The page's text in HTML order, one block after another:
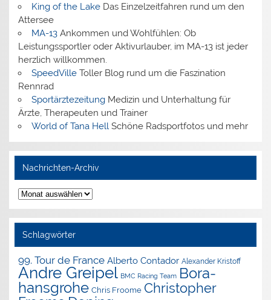
King of the LakeDas Einzelzeitfahren rund um den
Attersee
MA-13Ankommen und Wohlfühlen: Ob
Leistungssportler oder Aktivurlauber, im MA-13 ist jeder
herzlich willkommen.
SpeedVilleToller Blog rund um die Faszination
Rennrad
SportärztezeitungMedizin und Unterhaltung für
Ärzte, Therapeuten und Trainer
World of Tana HellSchöne Radsportfotos und mehr
Nachrichten-Archiv
Nachrichten-
Archiv
Schlagwörter
99. Tour de France Alberto Contador Alexander Kristoff
Andre Greipel BMC Racing Team Bora-
hansgrohe Chris Froome Christopher